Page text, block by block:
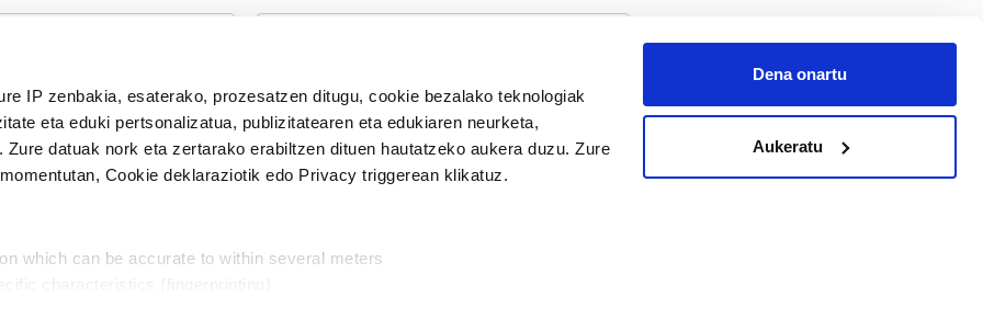
IP zenbakia, esaterako, prozesatzen ditugu, cookie bezalako teknologiak
eta eduki pertsonalizatua, publizitatearen eta edukiaren neurketa,
datuak nork eta zertarako erabiltzen dituen hautatzeko aukera duzu. Zure
Cookie deklaraziotik edo Privacy triggerean klikatuz.
which can be accurate to within several meters
Dena onartu
Aukeratu
Harpidetu